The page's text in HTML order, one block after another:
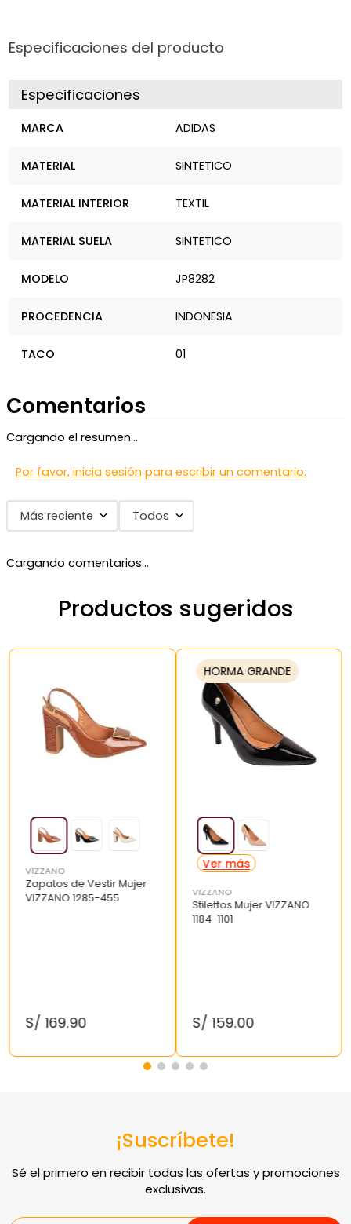
Especificaciones del producto
Especificaciones
MARCA ADIDAS
MATERIAL SINTETICO
MATERIAL INTERIOR TEXTIL
MATERIAL SUELA SINTETICO
MODELO JP8282
PROCEDENCIA INDONESIA
TACO 01
Comentarios
Cargando el resumen…
Por favor, inicia sesión para escribir un comentario.
Más reciente Todos
Cargando comentarios…
Productos sugeridos
VIZZANO
Zapatos de Vestir Mujer
VIZZANO 1285-455
S/ 169.90
HORMA GRANDE
VIZZANO
Stilettos Mujer VIZZANO
1184-1101
S/ 159.00
¡Suscríbete!